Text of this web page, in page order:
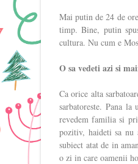
Mai putin de 24 de
timp. Bine, putin
cultura. Nu cum e
O sa vedeti azi si
Ca orice alta
sarbatoreste. Pana
revedem familia si
pozitiv, haideti sa
subiect atat de in
o zi in care oamenii